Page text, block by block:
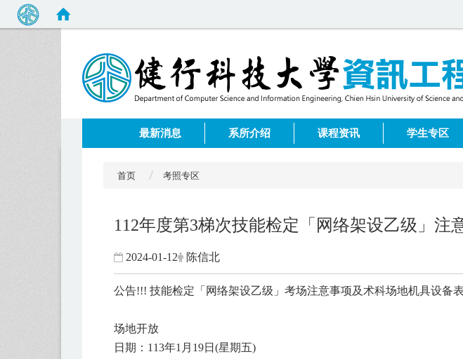
最新消息 系所介绍 课程资讯 学生专区
首页 考照专区
112年度第3梯次技能检定「网络架设乙级」注
2024-01-12 陈信北
公告!!! 技能检定「网络架设乙级」考场注意事项及术科场地机具设备
场地开放
日期：113年1月19日(星期五)